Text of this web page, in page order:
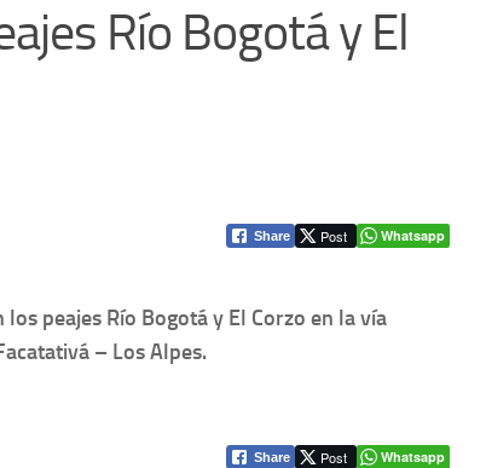
Río Bogotá y El
Share Post Whatsapp
peajes Río Bogotá y El Corzo en la vía
– Los Alpes.
Share Post Whatsapp